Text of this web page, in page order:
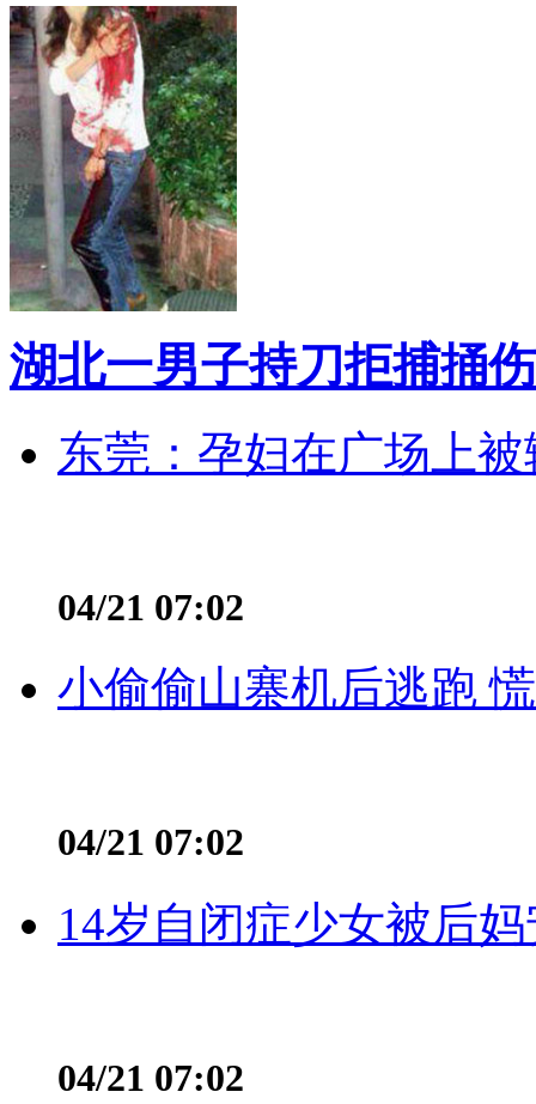
湖北一男子持刀拒捕捅
东莞：孕妇在广场上
04/21 07:02
小偷偷山寨机后逃跑
04/21 07:02
14岁自闭症少女被后
04/21 07:02